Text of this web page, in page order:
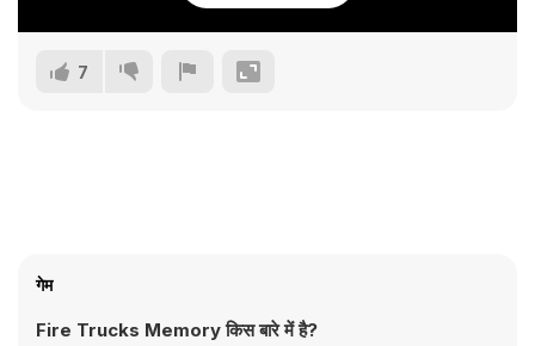
7
गेम
Fire Trucks Memory किस बारे में है?